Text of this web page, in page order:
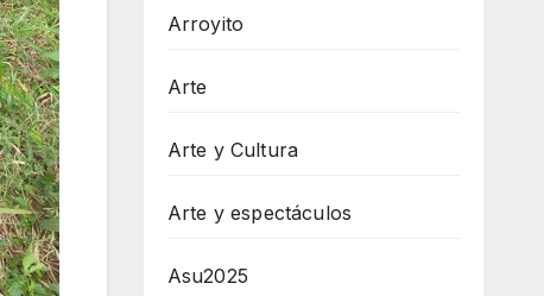
Arroyito
Arte
Arte y Cultura
Arte y espectáculos
Asu2025